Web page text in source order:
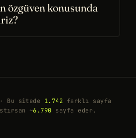
özgüven konusunda
Bu sitede 1.742 farklı sayfa
~6.790 sayfa eder.